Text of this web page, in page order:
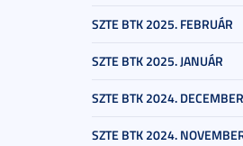
SZTE BTK 2025. FEBRUÁR
SZTE BTK 2025. JANUÁR
SZTE BTK 2024. DECEMBER
SZTE BTK 2024.